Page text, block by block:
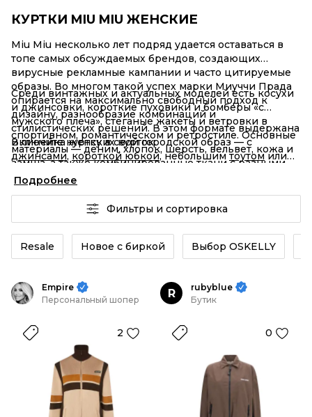
КУРТКИ MIU MIU ЖЕНСКИЕ
Miu Miu несколько лет подряд удается оставаться в
топе самых обсуждаемых брендов, создающих
вирусные рекламные кампании и часто цитируемые
образы. Во многом такой успех марки Миуччи Прада
опирается на максимально свободный подход к
дизайну, разнообразие комбинаций и
стилистических решений. В этом формате выдержана
и линейка женских курток.
Среди винтажных и актуальных моделей есть косухи
и джинсовки, короткие пуховики и бомберы «с
мужского плеча», стеганые жакеты и ветровки в
спортивном, романтическом и ретростиле. Основные
материалы — деним, хлопок, шерсть, вельвет, кожа и
замша, а также комбинированные ткани с разными
фактурами. Помимо лаконичных базовых курток на
цветными аппликациями, отделкой мехом и другими
оригинальные деталями.
Включите куртку в свой городской образ ­— с
джинсами, короткой юбкой, небольшимтоутомили
решений, исследуйте тренд Endcore,
представленный Miu Miu на одном из недавних
показов: объедините в одном комплекте одежду
разных стилей или сразу несколько акцентных
вещей.
Подробнее
Фильтры и сортировка
Resale Новое с биркой Выбор OSKELLY
Empire
Персональный шопер
2
R
rubyblue
Бутик
0